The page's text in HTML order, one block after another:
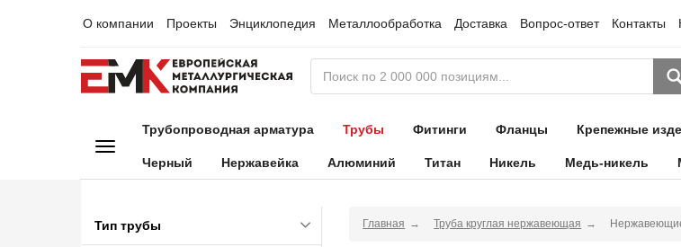
О компании Проекты Энциклопедия Металлообработка Доставка Вопрос-ответ Контакты
Трубопроводная арматура Трубы Фитинги Фланцы Крепежные
Черный Нержавейка Алюминий Титан Никель Медь-никель
Тип трубы Главная Труба круглая нержавеющая